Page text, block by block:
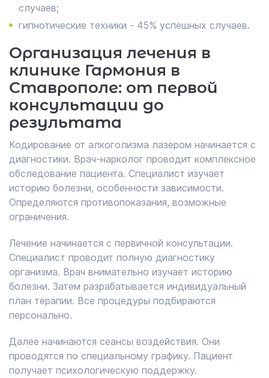
случаев;
гипнотические техники - 45% успешных случаев.
Организация лечения в
клинике Гармония в
Ставрополе: от первой
консультации до
результата
Кодирование от алкоголизма лазером начинается с
диагностики. Врач-нарколог проводит комплексное
обследование пациента. Специалист изучает
историю болезни, особенности зависимости.
Определяются противопоказания, возможные
ограничения.
Лечение начинается с первичной консультации.
Специалист проводит полную диагностику
организма. Врач внимательно изучает историю
болезни. Затем разрабатывается индивидуальный
план терапии. Все процедуры подбираются
персонально.
Далее начинаются сеансы воздействия. Они
проводятся по специальному графику. Пациент
получает психологическую поддержку.